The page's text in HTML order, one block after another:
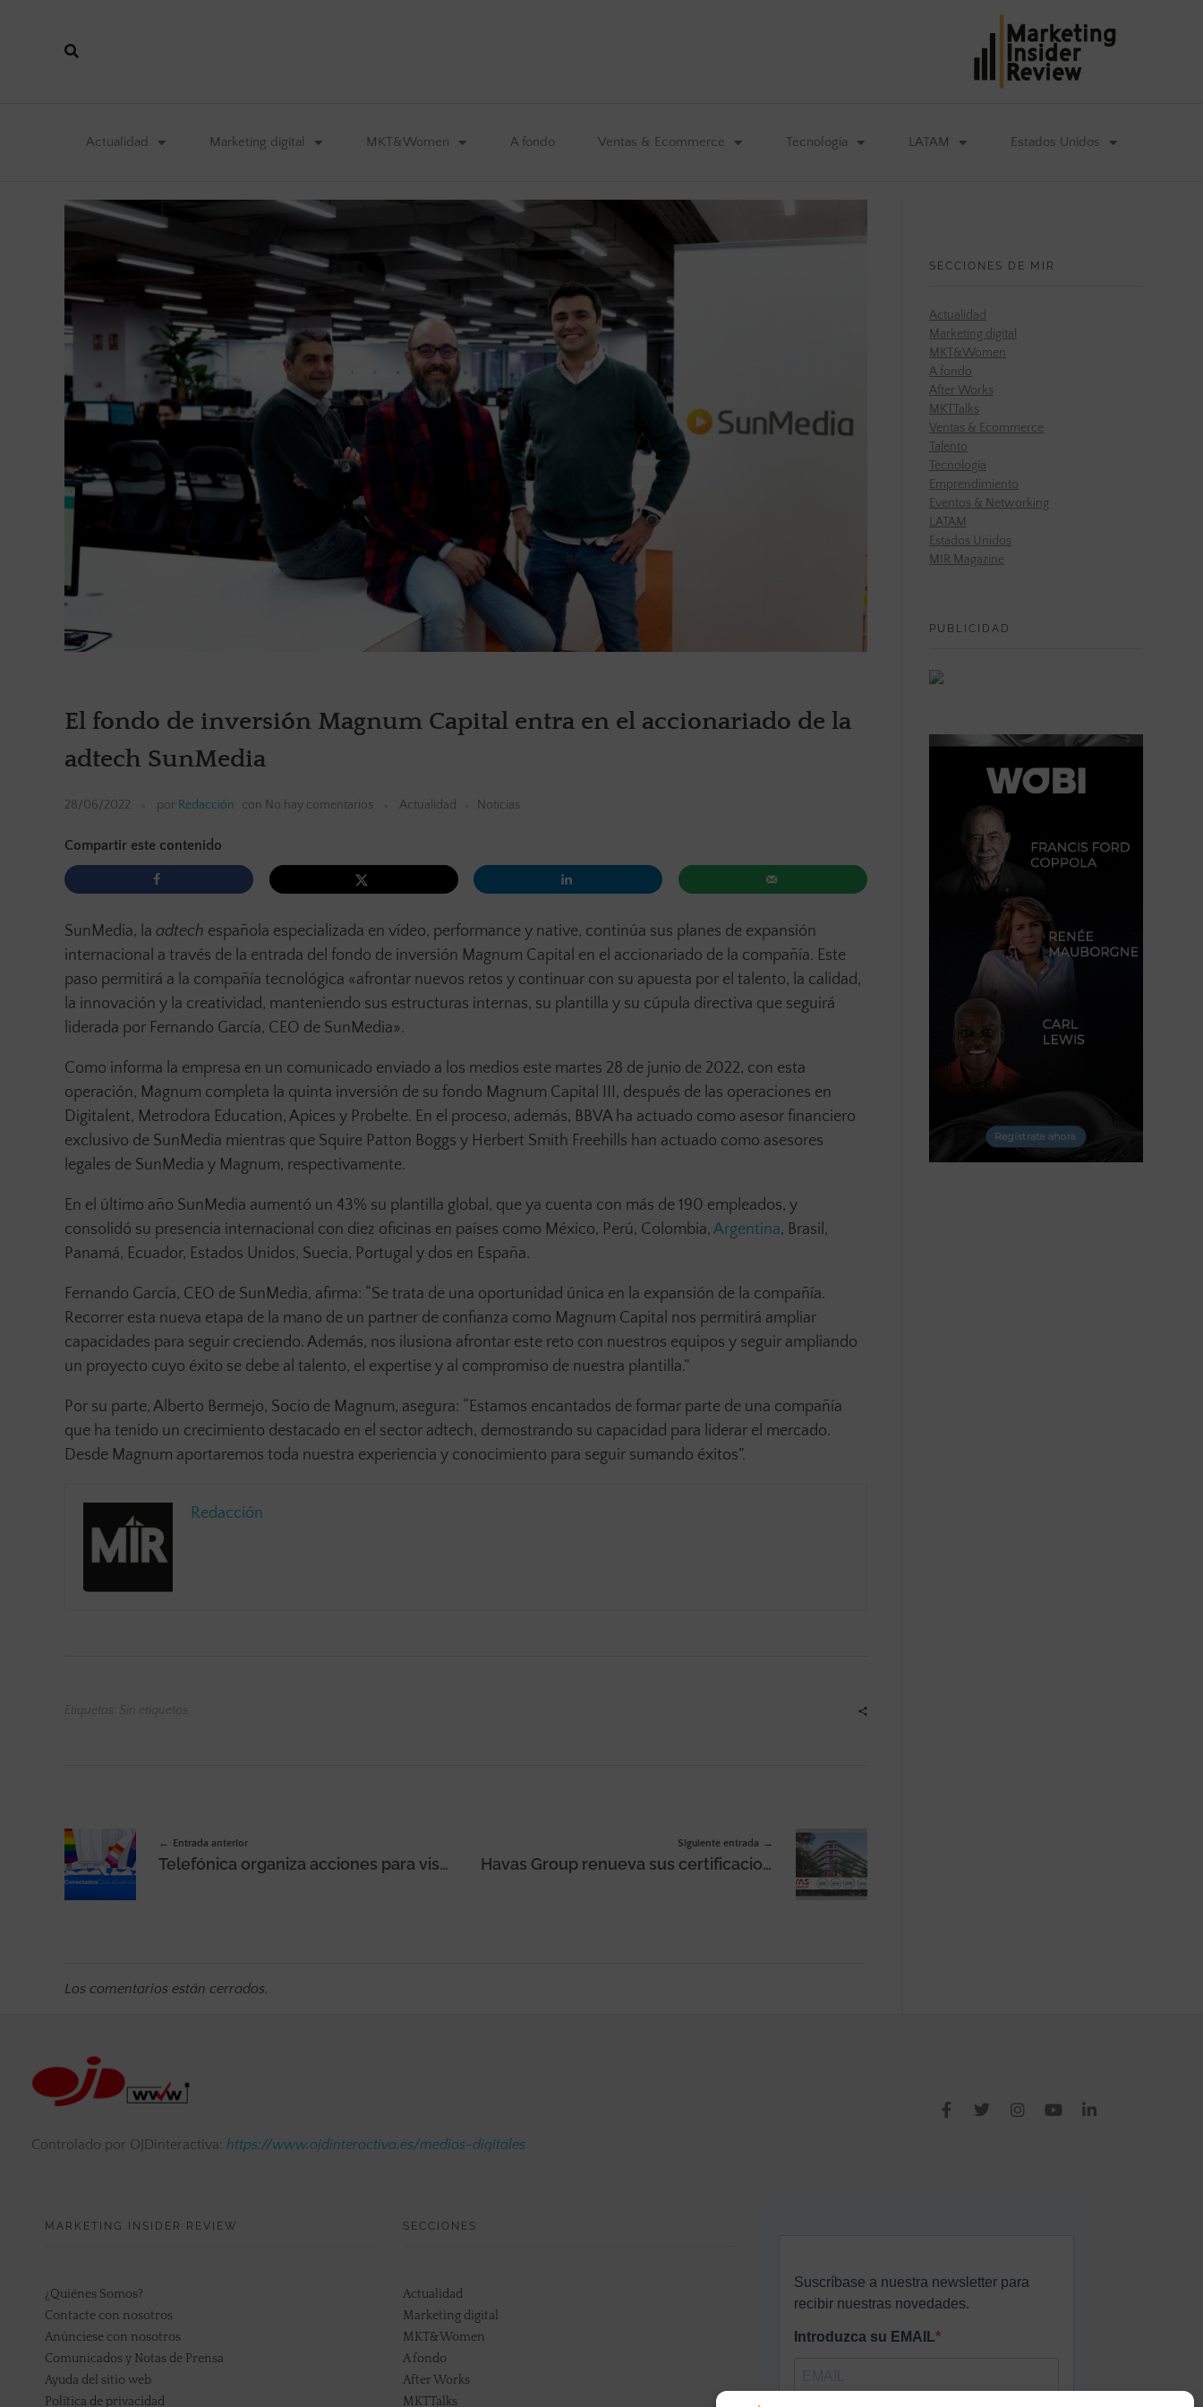
Actualidad Marketing digital MKT&Women A fondo Ventas & Ecommerce Tecnología LATAM Estados Unidos
El fondo de inversión Magnum Capital entra en el accionariado de la
adtech SunMedia
28/06/2022 por Redacción con No hay comentarios Actualidad Noticias
Compartir este contenido
SunMedia, la adtech española especializada en vídeo, performance y native, continúa sus planes de expansión
internacional a través de la entrada del fondo de inversión Magnum Capital en el accionariado de la compañía. Este
paso permitirá a la compañía tecnológica «afrontar nuevos retos y continuar con su apuesta por el talento, la calidad,
la innovación y la creatividad, manteniendo sus estructuras internas, su plantilla y su cúpula directiva que seguirá
liderada por Fernando García, CEO de SunMedia».
Como informa la empresa en un comunicado enviado a los medios este martes 28 de junio de 2022, con esta
operación, Magnum completa la quinta inversión de su fondo Magnum Capital III, después de las operaciones en
Digitalent, Metrodora Education, Apices y Probelte. En el proceso, además, BBVA ha actuado como asesor financiero
exclusivo de SunMedia mientras que Squire Patton Boggs y Herbert Smith Freehills han actuado como asesores
legales de SunMedia y Magnum, respectivamente.
En el último año SunMedia aumentó un 43% su plantilla global, que ya cuenta con más de 190 empleados, y
consolidó su presencia internacional con diez oficinas en países como México, Perú, Colombia, Argentina, Brasil,
Panamá, Ecuador, Estados Unidos, Suecia, Portugal y dos en España.
Fernando García, CEO de SunMedia, afirma: “Se trata de una oportunidad única en la expansión de la compañía.
Recorrer esta nueva etapa de la mano de un partner de confianza como Magnum Capital nos permitirá ampliar
capacidades para seguir creciendo. Además, nos ilusiona afrontar este reto con nuestros equipos y seguir ampliando
un proyecto cuyo éxito se debe al talento, el expertise y al compromiso de nuestra plantilla.”
Por su parte, Alberto Bermejo, Socio de Magnum, asegura: “Estamos encantados de formar parte de una compañía
que ha tenido un crecimiento destacado en el sector adtech, demostrando su capacidad para liderar el mercado.
Desde Magnum aportaremos toda nuestra experiencia y conocimiento para seguir sumando éxitos”.
Redacción
Etiquetas: Sin etiquetas
Entrada anterior
Telefónica organiza acciones para visibilizar y normalizar la diversidad LGTB+ por el Orgullo 2022
Siguiente entrada
Havas Group renueva sus certificaciones SGI para España y Portugal, incluyendo certificaciones ISO
Los comentarios están cerrados.
SECCIONES DE MIR
Actualidad
Marketing digital
MKT&Women
A fondo
After Works
MKTTalks
Ventas & Ecommerce
Talento
Tecnología
Emprendimiento
Eventos & Networking
LATAM
Estados Unidos
MIR Magazine
PUBLICIDAD
Controlado por OJDinteractiva: https://www.ojdinteractiva.es/medios-digitales
MARKETING INSIDER REVIEW
¿Quiénes Somos?
Contacte con nosotros
Anúnciese con nosotros
Comunicados y Notas de Prensa
Ayuda del sitio web
Política de privacidad
SECCIONES
Actualidad
Marketing digital
MKT&Women
A fondo
After Works
MKTTalks